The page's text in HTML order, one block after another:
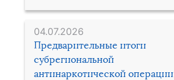
04.07.2026
Предварительные итоги
субрегиональной
антинаркотической операции